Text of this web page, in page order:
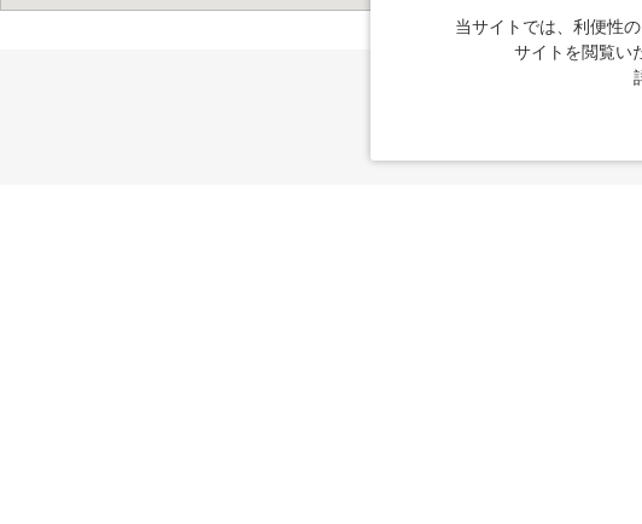
当サイトでは、利便性
サイトを閲覧い